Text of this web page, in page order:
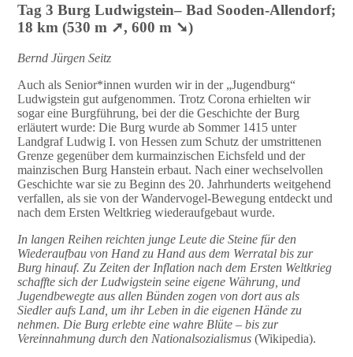
Tag 3 Burg Ludwigstein– Bad Sooden-Allendorf;
18 km (530 m ➚, 600 m ➘)
Bernd Jürgen Seitz
Auch als Senior*innen wurden wir in der „Jugendburg“
Ludwigstein gut aufgenommen. Trotz Corona erhielten wir
sogar eine Burgführung, bei der die Geschichte der Burg
erläutert wurde: Die Burg wurde ab Sommer 1415 unter
Landgraf Ludwig I. von Hessen zum Schutz der umstrittenen
Grenze gegenüber dem kurmainzischen Eichsfeld und der
mainzischen Burg Hanstein erbaut. Nach einer wechselvollen
Geschichte war sie zu Beginn des 20. Jahrhunderts weitgehend
verfallen, als sie von der Wandervogel-Bewegung entdeckt und
nach dem Ersten Weltkrieg wiederaufgebaut wurde.
In langen Reihen reichten junge Leute die Steine für den
Wiederaufbau von Hand zu Hand aus dem Werratal bis zur
Burg hinauf. Zu Zeiten der Inflation nach dem Ersten Weltkrieg
schaffte sich der Ludwigstein seine eigene Währung, und
Jugendbewegte aus allen Bünden zogen von dort aus als
Siedler aufs Land, um ihr Leben in die eigenen Hände zu
nehmen. Die Burg erlebte eine wahre Blüte – bis zur
Vereinnahmung durch den Nationalsozialismus (Wikipedia).